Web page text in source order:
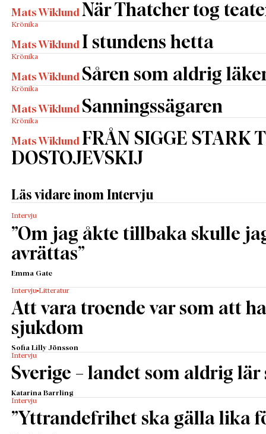
Mats Wiklund När Thatcher tog
Krönika
Mats Wiklund I stundens hetta
Krönika
Mats Wiklund Såren som aldrig
Krönika
Mats Wiklund Sanningssägaren
Krönika
Mats Wiklund FRÅN SIGGE STARK
DOSTOJEVSKIJ
Läs vidare inom Intervju
Intervju
”­Om jag åkte tillbaka skulle
avrättas”­
Emma Gate
Intervju Litteratur
Att vara troende var som att
sjukdom
Sofia Lilly Jönsson
Intervju
Sverige – landet som aldrig lär
Katarina Barrling
Intervju
”Yttrandefrihet ska gälla lika